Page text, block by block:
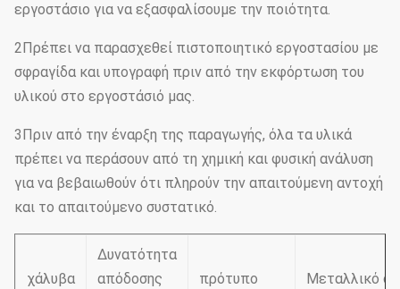
εργοστάσιο για να εξασφαλίσουμε την ποιότητα.
2Πρέπει να παρασχεθεί πιστοποιητικό εργοστασίου με
σφραγίδα και υπογραφή πριν από την εκφόρτωση του
υλικού στο εργοστάσιό μας.
3Πριν από την έναρξη της παραγωγής, όλα τα υλικά
πρέπει να περάσουν από τη χημική και φυσική ανάλυση
για να βεβαιωθούν ότι πληρούν την απαιτούμενη αντοχή
και το απαιτούμενο συστατικό.
χάλυβα
Δυνατότητα
απόδοσης
πρότυπο Μεταλλικό